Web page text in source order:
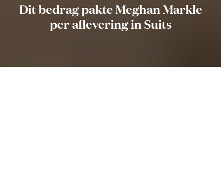
Dit bedrag pakte Meghan Markle
per aflevering in Suits